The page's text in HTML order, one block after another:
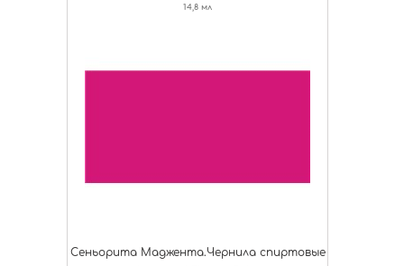
14,8 мл
Сеньорита Маджента.Чернила спиртовые